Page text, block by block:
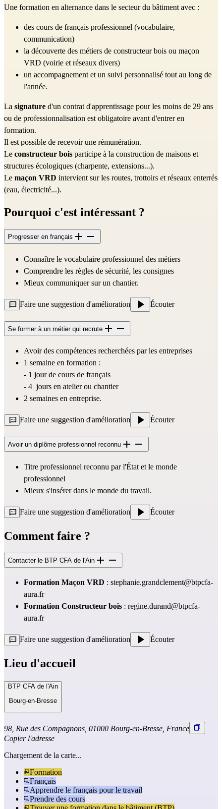
Une formation en alternance dans le secteur du bâtiment avec :
des cours de français professionnel (vocabulaire,
communication)
la découverte des métiers de constructeur bois ou maçon
VRD (voirie et réseaux divers)
un accompagnement et un suivi personnalisé tout au long de
l'année.
La signature d'un contrat d'apprentissage pour les moins de 29 ans
ou de professionnalisation est obligatoire avant d'entrer en
formation.
Il est possible de recevoir une rémunération.
Le constructeur bois participe à la construction de maisons et
structures écologiques (charpente, extensions...).
Le maçon VRD intervient sur les routes, trottoirs et réseaux enterrés
(eau, électricité...).
Pourquoi c'est intéressant ?
Progresser en français
Connaître le vocabulaire professionnel des métiers
Comprendre les règles de sécurité, les consignes
Mieux communiquer sur un chantier.
Faire une suggestion d'amélioration Écouter
Se former à un métier qui recrute
Avoir des compétences recherchées par les entreprises
1 semaine en formation :
- 1 jour de cours de français
- 4  jours en atelier ou chantier
2 semaines en entreprise.
Faire une suggestion d'amélioration Écouter
Avoir un diplôme professionnel reconnu
Titre professionnel reconnu par l'État et le monde
professionnel
Mieux s'insérer dans le monde du travail.
Faire une suggestion d'amélioration Écouter
Comment faire ?
Contacter le BTP CFA de l'Ain
Formation Maçon VRD : stephanie.grandclement@btpcfa-
aura.fr
Formation Constructeur bois : regine.durand@btpcfa-
aura.fr
Faire une suggestion d'amélioration Écouter
Lieu d'accueil
BTP CFA de l'Ain
Bourg-en-Bresse
98, Rue des Compagnons, 01000 Bourg-en-Bresse, France
Copier l'adresse
Chargement de la carte...
Formation
Français
Apprendre le français pour le travail
Prendre des cours